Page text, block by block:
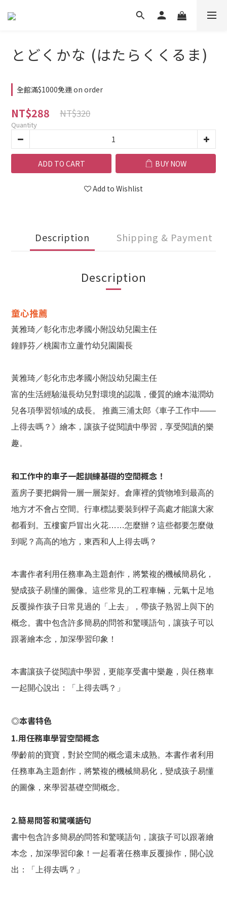
とどくかな (はたらくくるま)
全館滿$1000免運 on order
NT$288 NT$320
Quantity
ADD TO CART BUY NOW
Add to Wishlist
Description Shipping & Payment
Description
童心推薦
黃雅琦／彰化市忠孝國小附設幼兒園主任
鐘靜芬／桃園市立蘆竹幼兒園園長
黃雅琦／彰化市忠孝國小附設幼兒園主任
富的生活經驗滋長幼兒對環境的認識，優質的繪本滋潤幼
兒各項學習領域的成長。 推薦三浦太郎《車子工作中——
上得去嗎？》繪本，讓孩子從閱讀中學習，享受閱讀的樂
趣。
和工作中的車子一起訓練基礎的空間概念！
蓋房子要把鋼骨一層一層架好。倉庫裡的貨物堆到最高的
地方才不會占空間。行車標誌要裝到桿子高處才能讓大家
都看到。五樓窗戶冒出火花……怎麼辦？這些都要怎麼做
到呢？高高的地方，東西和人上得去嗎？
本書作者利用任務車為主題創作，將繁複的機械簡易化，
變成孩子易懂的圖像。這些常見的工程車輛，元氣十足地
反覆操作孩子日常見過的「上去」，帶孩子熟習上與下的
概念。書中包含許多簡易的問答和驚嘆語句，讓孩子可以
跟著繪本念，加深學習印象！
本書讓孩子從閱讀中學習，更能享受書中樂趣，與任務車
一起開心說出：「上得去嗎？」
◎本書特色
1.用任務車學習空間概念
學齡前的寶寶，對於空間的概念還未成熟。本書作者利用
任務車為主題創作，將繁複的機械簡易化，變成孩子易懂
的圖像，來學習基礎空間概念。
2.簡易問答和驚嘆語句
書中包含許多簡易的問答和驚嘆語句，讓孩子可以跟著繪
本念，加深學習印象！一起看著任務車反覆操作，開心說
出：「上得去嗎？」